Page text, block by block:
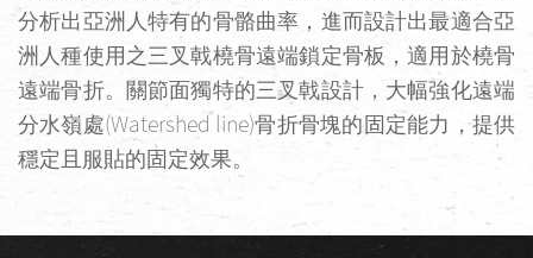
分析出亞洲人特有的骨骼曲率，進而設計出最適合亞
洲人種使用之三叉戟橈骨遠端鎖定骨板，適用於橈骨
遠端骨折。關節面獨特的三叉戟設計，大幅強化遠端
分水嶺處(Watershed line)骨折骨塊的固定能力，提供
穩定且服貼的固定效果。